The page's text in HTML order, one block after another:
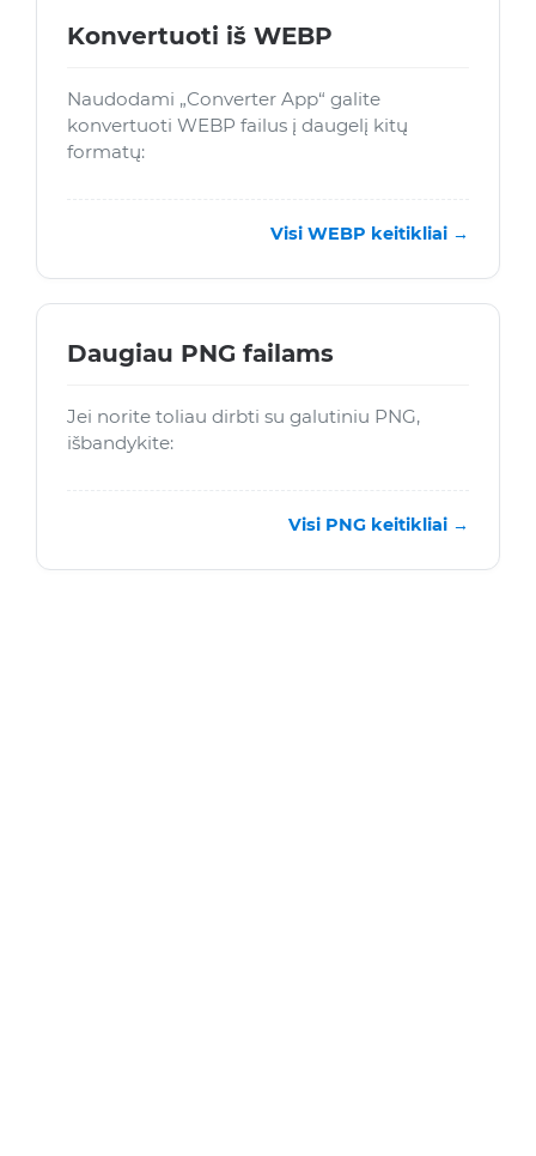
Konvertuoti iš WEBP
Naudodami „Converter App“ galite
konvertuoti WEBP failus į daugelį kitų
formatų:
Visi WEBP keitikliai →
Daugiau PNG failams
Jei norite toliau dirbti su galutiniu PNG,
išbandykite:
Visi PNG keitikliai →